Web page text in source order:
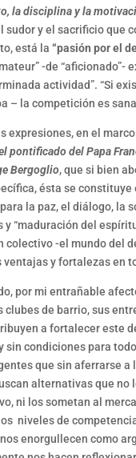
la disciplina y la
sudor y el sacrificio que
está la “pasión por el
-de “aficionado”-
actividad”. “Si
– la competición es
expresiones, en el marco
pontificado del Papa
Bergoglio, que si bien
ésta se constituye
la paz, el diálogo, la
y “maduración del
colectivo -el mundo del
ventajas y fortalezas en
por mi entrañable
clubes de barrio, sus
a fortalecer este
sin condiciones para
que sin aferrarse a
alternativas que no
ni los sometan al
niveles de
enorgullecen como